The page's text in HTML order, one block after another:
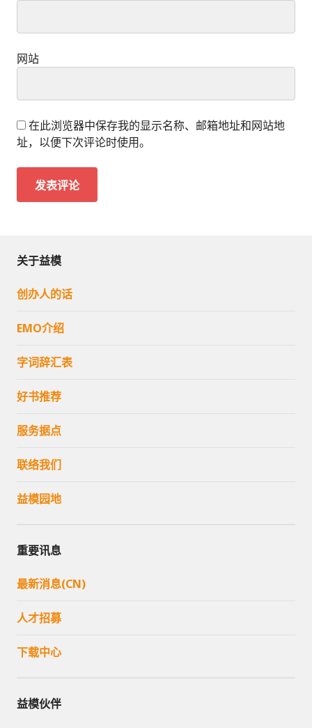
网站
在此浏览器中保存我的显示名称、邮箱地址和网站地
址，以便下次评论时使用。
关于益模
创办人的话
EMO介绍
字词辞汇表
好书推荐
服务据点
联络我们
益模园地
重要讯息
最新消息(CN)
人才招募
下载中心
益模伙伴